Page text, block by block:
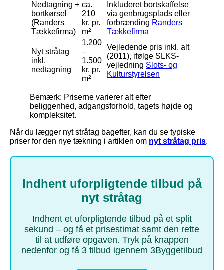
Nedtagning +
bortkørsel
(Randers
Tækkefirma)
ca.
210
kr. pr.
m²
Inkluderet bortskaffelse
via genbrugsplads eller
forbrænding Randers
Tækkefirma
Nyt stråtag
inkl.
nedtagning
1.200
–
1.500
kr. pr.
m²
Vejledende pris inkl. alt
(2011), ifølge SLKS-
vejledning Slots- og
Kulturstyrelsen
Bemærk: Priserne varierer alt efter
beliggenhed, adgangsforhold, tagets højde og
kompleksitet.
Når du lægger nyt stråtag bagefter, kan du se typiske
priser for den nye tækning i artiklen om nyt stråtag pris.
Indhent uforpligtende tilbud på
nyt stråtag
Indhent et uforpligtende tilbud på et split
sekund – og få et prisestimat samt den rette
til at udføre opgaven. Tryk på knappen
nedenfor og få 3 tilbud igennem 3Byggetilbud